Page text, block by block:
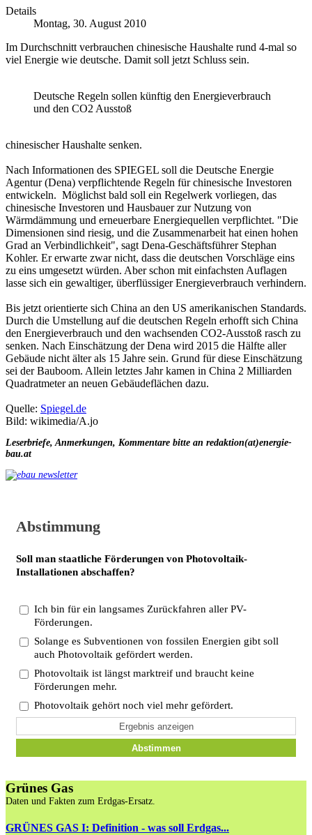
Details
Montag, 30. August 2010
Im Durchschnitt verbrauchen chinesische Haushalte rund 4-mal so
viel Energie wie deutsche. Damit soll jetzt Schluss sein.
Deutsche Regeln sollen künftig den Energieverbrauch
und den CO2 Ausstoß
chinesischerHaushalte senken.
Nach Informationen des SPIEGEL soll die Deutsche Energie
Agentur (Dena) verpflichtende Regeln für chinesische Investoren
entwickeln. Möglichst bald soll ein Regelwerk vorliegen, das
chinesische Investoren und Hausbauer zur Nutzung von
Wärmdämmung und erneuerbare Energiequellen verpflichtet. "Die
Dimensionen sind riesig, und die Zusammenarbeit hat einen hohen
Grad an Verbindlichkeit", sagt Dena-Geschäftsführer Stephan
Kohler. Er erwarte zwar nicht, dass die deutschen Vorschläge eins
zu eins umgesetzt würden. Aber schon mit einfachsten Auflagen
lasse sich ein gewaltiger, überflüssiger Energieverbrauch verhindern.
Bis jetzt orientierte sich China an den US amerikanischen Standards.
Durch die Umstellung auf die deutschen Regeln erhofft sich China
den Energieverbrauch und den wachsenden CO2-Ausstoß rasch zu
senken. Nach Einschätzung der Dena wird 2015 die Hälfte aller
Gebäude nicht älter als 15 Jahre sein. Grund für diese Einschätzung
sei der Bauboom. Allein letztes Jahr kamen in China 2 Milliarden
Quadratmeter an neuen Gebäudeflächen dazu.
Quelle: Spiegel.de
Bild: wikimedia/A.jo
Leserbriefe, Anmerkungen, Kommentare bitte an redaktion(at)energie-
bau.at
Abstimmung
Soll man staatliche Förderungen von Photovoltaik-
Installationen abschaffen?
Ich bin für ein langsames Zurückfahren aller PV-
Förderungen.
Solange es Subventionen von fossilen Energien gibt soll
auch Photovoltaik gefördert werden.
Photovoltaik ist längst marktreif und braucht keine
Förderungen mehr.
Photovoltaik gehört noch viel mehr gefördert.
Ergebnis anzeigen
Abstimmen
Grünes Gas
Daten und Fakten zum Erdgas-Ersatz.
GRÜNES GAS I: Definition - was soll Erdgas...